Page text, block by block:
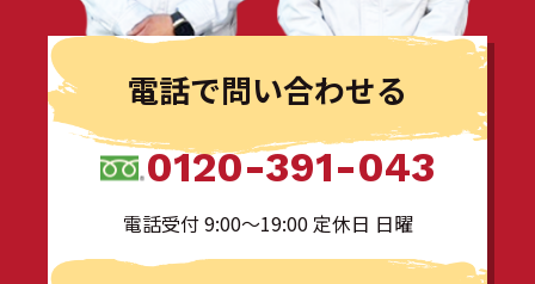
電話で問い合わせる
0120-391-043
電話受付 9:00〜19:00 定休日 日曜